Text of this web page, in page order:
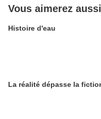
Vous aimerez aussi
Histoire d'eau
La réalité dépasse la